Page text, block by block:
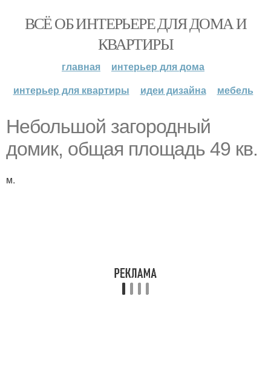
ВСЁ ОБ ИНТЕРЬЕРЕ ДЛЯ ДОМА И
КВАРТИРЫ
главная
интерьер для дома
интерьер для квартиры
идеи дизайна мебель
Небольшой загородный
домик, общая площадь 49 кв.
м.